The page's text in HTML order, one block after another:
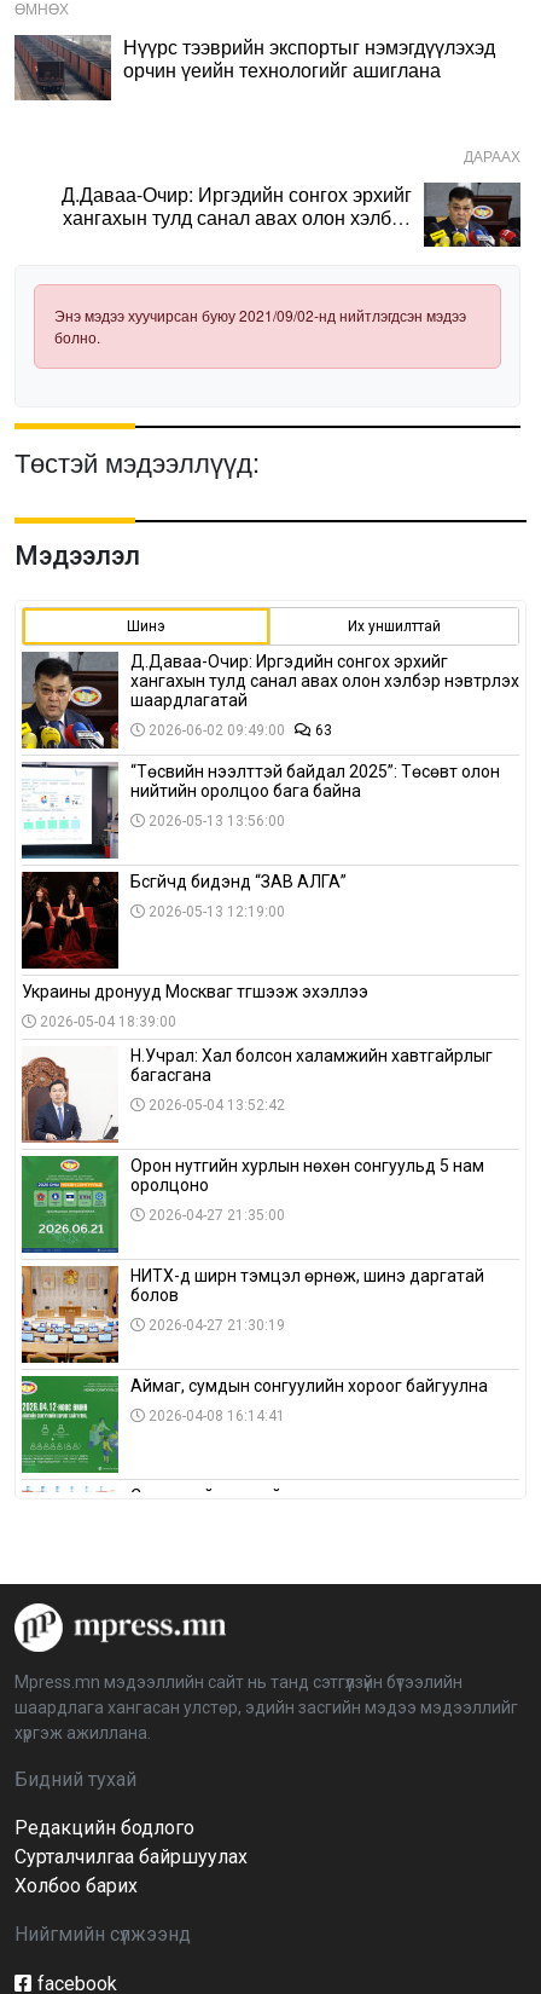
ӨМНӨХ
Нүүрс тээврийн экспортыг нэмэгдүүлэхэд
орчин үеийн технологийг ашиглана
ДАРААХ
Д.Даваа-Очир: Иргэдийн сонгох эрхийг
хангахын тулд санал авах олон хэлбэр
Энэ мэдээ хуучирсан буюу 2021/09/02-нд нийтлэгдсэн мэдээ
болно.
Төстэй мэдээллүүд:
Мэдээлэл
Шинэ Их уншилттай
Д.Даваа-Очир: Иргэдийн сонгох эрхийг
хангахын тулд санал авах олон хэлбэр нэвтрүүлэх
шаардлагатай
2026-06-02 09:49:00 63
“Төсвийн нээлттэй байдал 2025”: Төсөвт олон
нийтийн оролцоо бага байна
2026-05-13 13:56:00
Бүсгүйчүүд бидэнд “ЗАВ АЛГА”
2026-05-13 12:19:00
Украины дронууд Москваг түгшээж эхэллээ
2026-05-04 18:39:00
Н.Учрал: Хал болсон халамжийн хавтгайрлыг
багасгана
2026-05-04 13:52:42
Орон нутгийн хурлын нөхөн сонгуульд 5 нам
оролцоно
2026-04-27 21:35:00
НИТХ-д ширүүн тэмцэл өрнөж, шинэ даргатай
болов
2026-04-27 21:30:19
Аймаг, сумдын сонгуулийн хороог байгуулна
2026-04-08 16:14:41
Сонгуулийн хуулийн зөрчил, шалгах,
аймагт үргэлжилж байна
BTS-ийн тоглолтыг Netflix дэлхий даяар шууд
дамжуулна
Иргэдийн төлөөлөгчдийн хурлын 2026 оны
нөхөн сонгууль 6 дугаар сарын 21-нд болно
Д.Тэгшбаяр: НҮБ-ын тогтоол санаачилж,
Mpress.mn мэдээллийн сайт нь танд сэтгүүлзүйн бүтээлийн
шаардлага хангасан улстөр, эдийн засгийн мэдээ мэдээллийг
хүргэж ажиллана.
Бидний тухай
Редакцийн бодлого
Сурталчилгаа байршуулах
Холбоо барих
Нийгмийн сүлжээнд
facebook